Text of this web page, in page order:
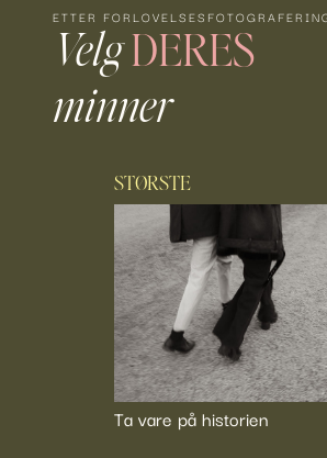
ETTER
VelgDERES
minner
STØRSTE
Ta vare på historien